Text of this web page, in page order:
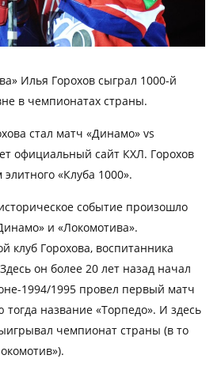
Илья Горохов сыграл 1000-й
в чемпионатах страны.
стал матч «Динамо» vs
официальный сайт КХЛ. Горохов
«Клуба 1000».
событие произошло
и «Локомотива».
клуб Горохова, воспитанника
он более 20 лет назад начал
1994/1995 провел первый матч
название «Торпедо». И здесь
чемпионат страны (в то